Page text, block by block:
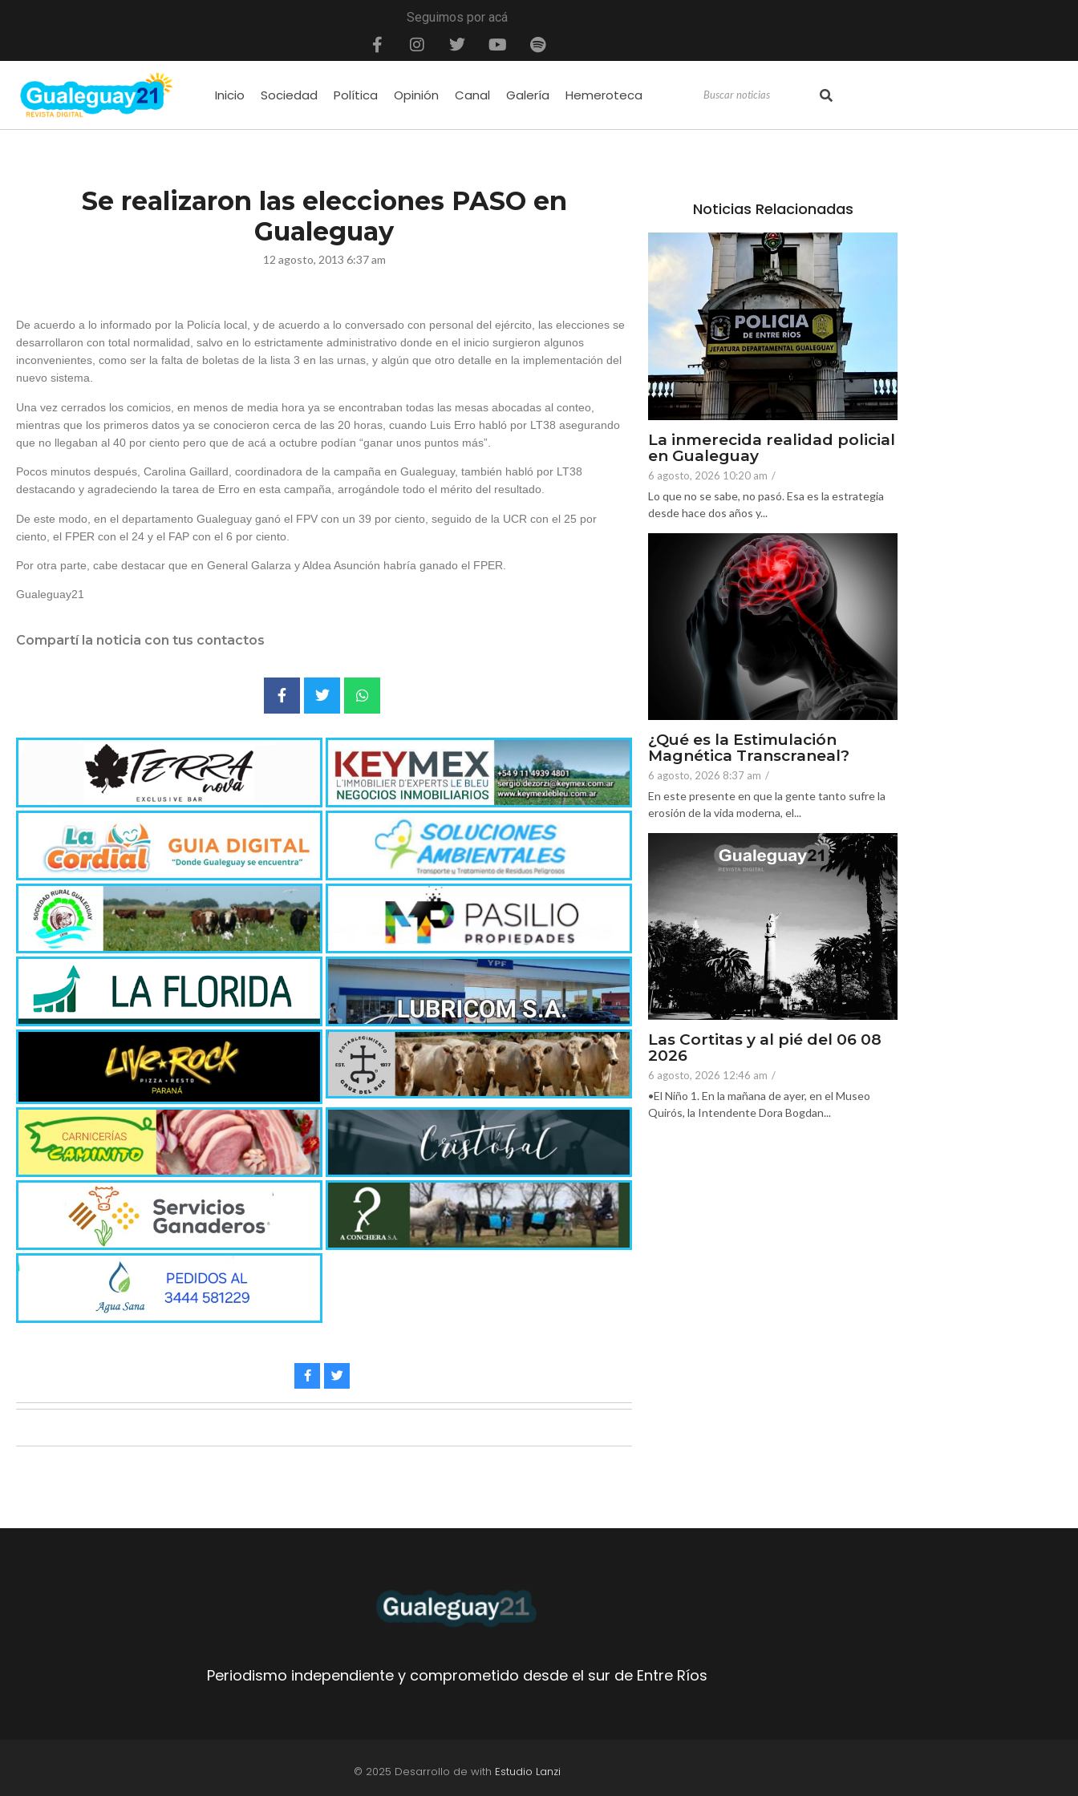
Seguimos por acá
Inicio Sociedad Política Opinión Canal Galería Hemeroteca
Se realizaron las elecciones PASO en
Gualeguay
12 agosto, 2013 6:37 am
De acuerdo a lo informado por la Policía local, y de acuerdo a lo conversado con personal del ejército, las elecciones se
desarrollaron con total normalidad, salvo en lo estrictamente administrativo donde en el inicio surgieron algunos
inconvenientes, como ser la falta de boletas de la lista 3 en las urnas, y algún que otro detalle en la implementación del
nuevo sistema.
Una vez cerrados los comicios, en menos de media hora ya se encontraban todas las mesas abocadas al conteo,
mientras que los primeros datos ya se conocieron cerca de las 20 horas, cuando Luis Erro habló por LT38 asegurando
que no llegaban al 40 por ciento pero que de acá a octubre podían “ganar unos puntos más”.
Pocos minutos después, Carolina Gaillard, coordinadora de la campaña en Gualeguay, también habló por LT38
destacando y agradeciendo la tarea de Erro en esta campaña, arrogándole todo el mérito del resultado.
De este modo, en el departamento Gualeguay ganó el FPV con un 39 por ciento, seguido de la UCR con el 25 por
ciento, el FPER con el 24 y el FAP con el 6 por ciento.
Por otra parte, cabe destacar que en General Galarza y Aldea Asunción habría ganado el FPER.
Gualeguay21
Compartí la noticia con tus contactos
Noticias Relacionadas
La inmerecida realidad policial
en Gualeguay
6 agosto, 2026 10:20 am /
Lo que no se sabe, no pasó. Esa es la estrategia
desde hace dos años y...
¿Qué es la Estimulación
Magnética Transcraneal?
6 agosto, 2026 8:37 am /
En este presente en que la gente tanto sufre la
erosión de la vida moderna, el...
Las Cortitas y al pié del 06 08
2026
6 agosto, 2026 12:46 am /
•El Niño 1. En la mañana de ayer, en el Museo
Quirós, la Intendente Dora Bogdan...
Periodismo independiente y comprometido desde el sur de Entre Ríos
© 2025 Desarrollo de with Estudio Lanzi